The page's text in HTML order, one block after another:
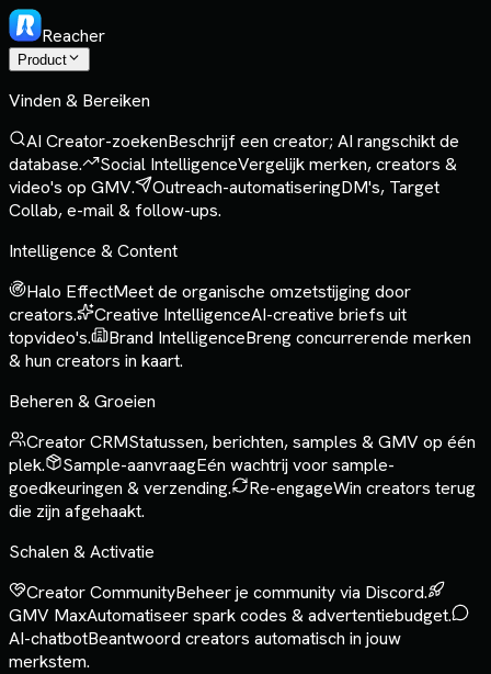
Reacher
Product
Vinden & Bereiken
AI Creator-zoekenBeschrijf een creator; AI rangschikt de
database.
Social IntelligenceVergelijk merken, creators &
video's op GMV.
Outreach-automatiseringDM's, Target
Collab, e-mail & follow-ups.
Intelligence & Content
Halo EffectMeet de organische omzetstijging door
creators.
Creative IntelligenceAI-creative briefs uit
topvideo's.
Brand IntelligenceBreng concurrerende merken
& hun creators in kaart.
Beheren & Groeien
Creator CRMStatussen, berichten, samples & GMV op één
plek.
Sample-aanvraagEén wachtrij voor sample-
goedkeuringen & verzending.
Re-engageWin creators terug
die zijn afgehaakt.
Schalen & Activatie
Creator CommunityBeheer je community via Discord.
GMV MaxAutomatiseer spark codes & advertentiebudget.
AI-chatbotBeantwoord creators automatisch in jouw
merkstem.